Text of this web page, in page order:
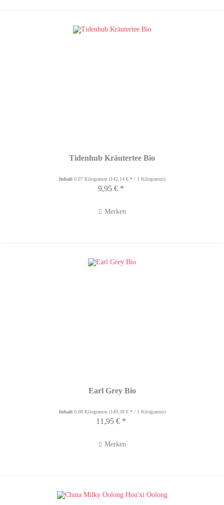
Tidenhub Kräutertee Bio
Inhalt 0.07 Kilogramm (142,14 € * / 1 Kilogramm)
9,95 € *
Merken
Earl Grey Bio
Inhalt 0.08 Kilogramm (149,38 € * / 1 Kilogramm)
11,95 € *
Merken